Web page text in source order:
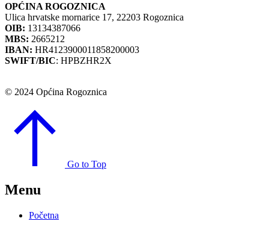
OPĆINA ROGOZNICA
Ulica hrvatske mornarice 17, 22203 Rogoznica
OIB: 13134387066
MBS: 2665212
IBAN: HR4123900011858200003
SWIFT/BIC: HPBZHR2X
© 2024 Općina Rogoznica
Go to Top
Menu
Početna